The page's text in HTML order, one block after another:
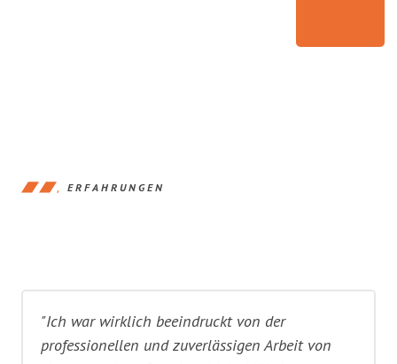
ERFAHRUNGEN
"Ich war wirklich beeindruckt von der
professionellen und zuverlässigen Arbeit von